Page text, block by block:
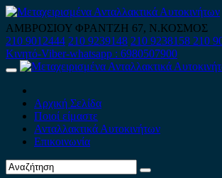
Skip
to
content
ΑΜΒΡΟΣΙΟΥ ΦΡΑΝΤΖΗ 67, Ν.ΚΟΣΜΟΣ
210 9012444 210 9239148 210 9238158 210
Κινητό-Viber-whatsapp : 6980507900
Primary
Αρχική Σελίδα
Ποιοί είμαστε
Ανταλλακτικά Αυτοκινήτων
Επικοινωνία